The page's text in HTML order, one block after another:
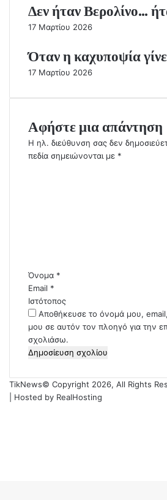
Δεν ήταν Βερολίνο…
17 Μαρτίου 2026
Όταν η καχυποψία
17 Μαρτίου 2026
Αφήστε μια απάντηση
Η ηλ. διεύθυνση σας δεν
πεδία σημειώνονται με *
Όνομα *
Email *
Ιστότοπος
Αποθήκευσε το όνομά μου, email,
μου σε αυτόν τον πλοηγό για την
σχολιάσω.
TikNews© Copyright 2026, All Rights
| Hosted by RealHosting